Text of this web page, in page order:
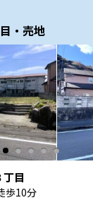
・売地
目
歩10分